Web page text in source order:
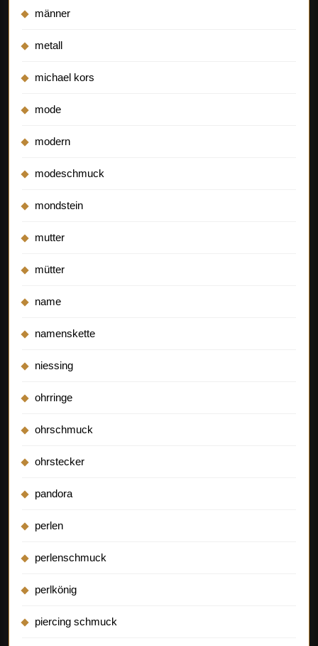
männer
metall
michael kors
mode
modern
modeschmuck
mondstein
mutter
mütter
name
namenskette
niessing
ohrringe
ohrschmuck
ohrstecker
pandora
perlen
perlenschmuck
perlkönig
piercing schmuck